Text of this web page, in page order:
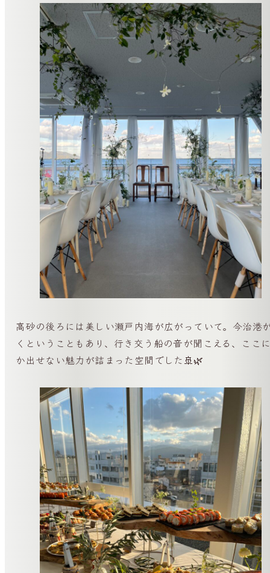
高砂の後ろには美しい瀬戸内海が広がっていて。今治港
くということもあり、行き交う船の音が聞こえる、ここ
か出せない魅力が詰まった空間でした🚢🌿